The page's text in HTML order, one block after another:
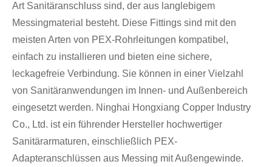
Art Sanitäranschluss sind, der aus langlebigem
Messingmaterial besteht. Diese Fittings sind mit den
meisten Arten von PEX-Rohrleitungen kompatibel,
einfach zu installieren und bieten eine sichere,
leckagefreie Verbindung. Sie können in einer Vielzahl
von Sanitäranwendungen im Innen- und Außenbereich
eingesetzt werden. Ninghai Hongxiang Copper Industry
Co., Ltd. ist ein führender Hersteller hochwertiger
Sanitärarmaturen, einschließlich PEX-
Adapteranschlüssen aus Messing mit Außengewinde.